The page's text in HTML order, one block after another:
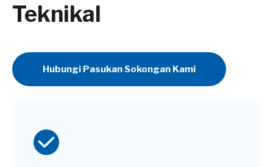
Teknikal
Hubungi Pasukan Sokongan Kami
